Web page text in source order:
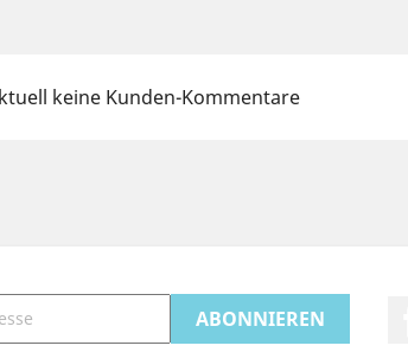
keine Kunden-Kommentare